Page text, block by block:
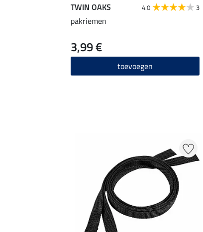
TWIN OAKS 4.0 3
pakriemen
3,99 €
toevoegen